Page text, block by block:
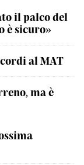
il palco del
è sicuro»
al MAT
ma è